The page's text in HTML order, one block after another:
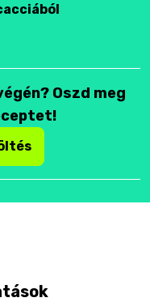
Oszd meg